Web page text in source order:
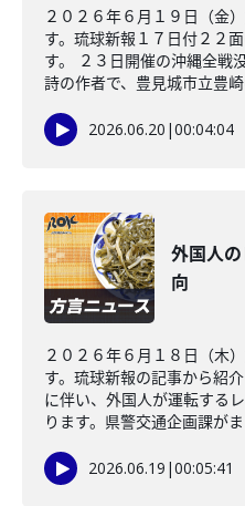
２０２６年６月１９日（金
す。琉球新報１７日付２２
す。 ２３日開催の沖縄全戦
詩の作者で、豊見城市立豊
2026.06.20 |00:04:04
外国人
向
２０２６年６月１８日（木
す。琉球新報の記事から紹
に伴い、外国人が運転する
ります。県警交通企画課が
2026.06.19 |00:05:41